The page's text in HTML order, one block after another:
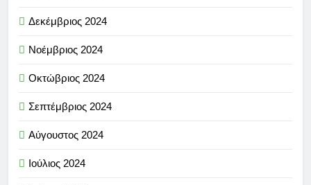
Δεκέμβριος 2024
Νοέμβριος 2024
Οκτώβριος 2024
Σεπτέμβριος 2024
Αύγουστος 2024
Ιούλιος 2024